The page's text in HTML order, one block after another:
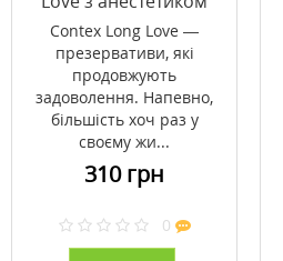
№12
Contex Long Love —
презервативи, які
продовжують
задоволення. Напевно,
більшість хоч раз у
своєму жи...
310 грн
0